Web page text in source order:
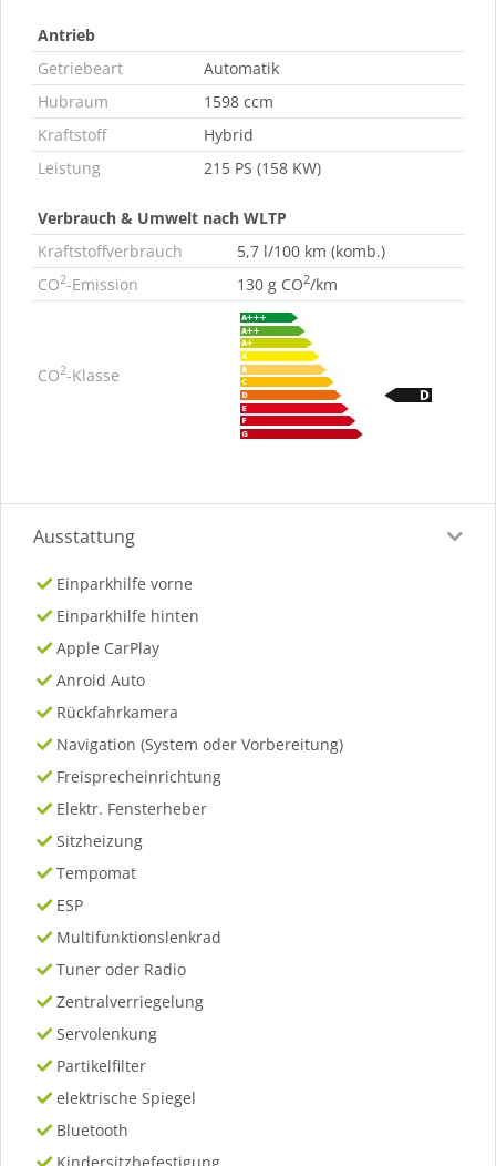
Antrieb
Getriebeart
Automatik
Hubraum
1598 ccm
Kraftstoff
Hybrid
Leistung
215 PS (158 KW)
Verbrauch & Umwelt nach WLTP
Kraftstoffverbrauch
5,7 l/100 km (komb.)
CO2-Emission 130 g CO2/km
CO2-Klasse
Ausstattung
Einparkhilfe vorne
Einparkhilfe hinten
Apple CarPlay
Anroid Auto
Rückfahrkamera
Navigation (System oder Vorbereitung)
Freisprecheinrichtung
Elektr. Fensterheber
Sitzheizung
Tempomat
ESP
Multifunktionslenkrad
Tuner oder Radio
Zentralverriegelung
Servolenkung
Partikelfilter
elektrische Spiegel
Bluetooth